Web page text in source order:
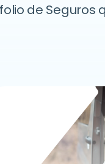
de